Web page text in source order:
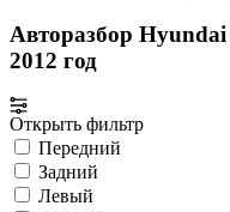
Авторазбор Hyundai
2012 год
Открыть фильтр
Передний
Задний
Левый